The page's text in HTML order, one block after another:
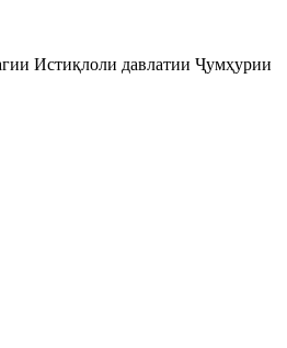
Истиқлоли давлатии Ҷумҳурии